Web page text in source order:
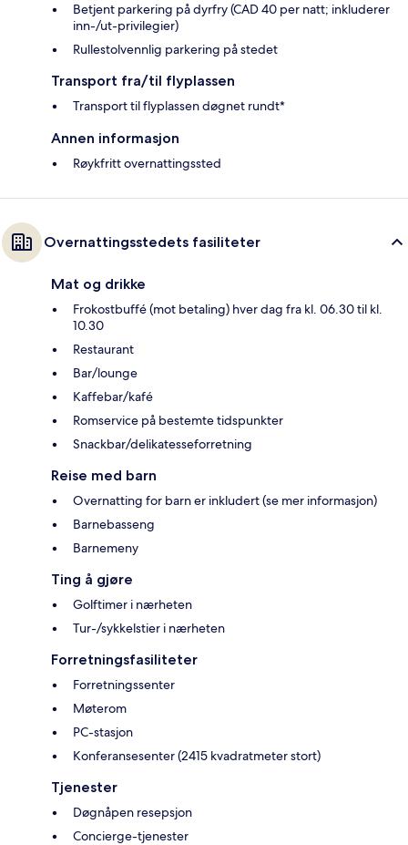
Betjent parkering på dyrfry (CAD 40 per natt; inkluderer
inn-/ut-privilegier)
Rullestolvennlig parkering på stedet
Transport fra/til flyplassen
Transport til flyplassen døgnet rundt*
Annen informasjon
Røykfritt overnattingssted
Overnattingsstedets fasiliteter
Mat og drikke
Frokostbuffé (mot betaling) hver dag fra kl. 06.30 til kl.
10.30
Restaurant
Bar/lounge
Kaffebar/kafé
Romservice på bestemte tidspunkter
Snackbar/delikatesseforretning
Reise med barn
Overnatting for barn er inkludert (se mer informasjon)
Barnebasseng
Barnemeny
Ting å gjøre
Golftimer i nærheten
Tur-/sykkelstier i nærheten
Forretningsfasiliteter
Forretningssenter
Møterom
PC-stasjon
Konferansesenter (2415 kvadratmeter stort)
Tjenester
Døgnåpen resepsjon
Concierge-tjenester